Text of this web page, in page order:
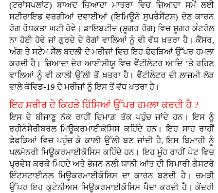
(ਟਰਾਂਸਪਲਾਂਟ) ਬਾਅਦ ਜ਼ਿਆਦਾ ਮਾਤਰਾ ਵਿਚ ਜ਼ਿਆਦਾ ਸਮੇਂ ਲਈ
ਸਟੀਰਾਇਡ ਵਰਗੀਆਂ ਦਵਾਈਆਂ (ਇਮਿਊਨੋ ਸੁਪਰੈਸੈਂਟਸ) ਦੇਣ ਕਾਰਨ
ਰੋਗ ਰੋਧਕਤਾ ਘਟੀ ਹੋਵੇ। ਡਾਇਬਟੀਜ਼ (ਸ਼ੂਗਰ ਰੋਗ) ਵਿਚ ਸ਼ੂਗਰ ਕੰਟਰੋਲ
ਨਾ ਹੋਈ ਹੋਵੇ ਜਾਂ ਗੁਰਦੇ ਦੇ ਰੋਗਾਂ ਵਾਲਿਆਂ ਨੂੰ ਵੀ ਵੱਧ ਖ਼ਤਰਾ ਹੈ। ਕੈਂਸਰ,
ਅੰਗ ਤੇ ਸਟੈਮ ਸੈੱਲ ਬਦਲੀ ਦੇ ਮਰੀਜ਼ਾਂ ਵਿਚ ਇਹ ਫੇਫੜਿਆਂ ਉੱਪਰ ਹਮਲਾ
ਕਰਦੀ ਹੈ। ਜ਼ਿਆਦਾ ਦੇਰ ਆਈਸੀਯੂ ਵਿਚ ਵੈਂਟੀਲੇਟਰ ਆਦਿ ’ਤੇ ਰਹਿਣ
ਵਾਲਿਆਂ ਨੂੰ ਵੀ ਕਾਲੀ ਉੱਲੀ ਤੋਂ ਖ਼ਤਰਾ ਹੈ। ਵੈਂਟੀਲੇਟਰ ਦੀ ਲਾਜ਼ਮੀ ਲੋੜ
ਵਾਲੇ ਕੋਵਿਡ-19 ਦੇ ਮਰੀਜ਼ਾਂ ਨੂੰ ਇਸ ਤੋਂ ਵੱਧ ਖ਼ਤਰਾ ਹੈ।
ਇਹ ਸਰੀਰ ਦੇ ਕਿਹੜੇ ਹਿੱਸਿਆਂ ਉੱਪਰ ਹਮਲਾ ਕਰਦੀ ਹੈ ?
ਇਸ ਦੇ ਬੀਜਾਣੂ ਨੱਕ ਰਾਹੀਂ ਦਿਮਾਗ਼ ਤੱਕ ਪਹੁੰਚ ਜਾਂਦੇ ਹਨ। ਇਸ ਨੂੰ
ਰਹੀਨੋਸੈਰੀਬਰਲ ਮਿਊਕਰਮਾਈਕੋਸਿਸ ਕਹਿੰਦੇ ਹਨ। ਇਹ ਸਾਹ ਰਾਹੀਂ
ਫੇਫੜਿਆਂ ਵਿਚ ਪਹੁੰਚ ਕੇ ਕਾਲੀ ਉੱਲੀ ਬਣ ਜਾਂਦੀ ਹੈ, ਇਸ ਬਿਮਾਰੀ ਨੂੰ
ਪਲਮੋਨਰੀ ਮਿਊਕਰਮਾਈਕੋਸਿਸ ਕਹਿੰਦੇ ਹਨ। ਇਹ ਮੂੰਹ ਰਾਹੀਂ ਪੇਟ ਵਿਚ
ਪ੍ਰਵੇਸ਼ ਕਰਕੇ ਮਿਹਦੇ ਅਤੇ ਭੋਜਨ ਨਲੀ ਯਾਨੀ ਆਂਤ ਦੀ ਬਿਮਾਰੀ ਗੈਸਟਰੋ
ਇੰਟਸਟਾਈਨਲ ਮਿਊਕਰਮਾਈਕੋਸਿਸ ਦਾ ਕਾਰਨ ਬਣਦੀ ਹੈ। ਚਮੜੀ
ਉੱਪਰ ਇਹ ਕੁਟੇਨੀਅਸ ਮਿਊਕਰਮਾਈਕੋਸਿਸ ਪੈਦਾ ਕਰਦੀ ਹੈ। ਕੇਂਦਰੀ